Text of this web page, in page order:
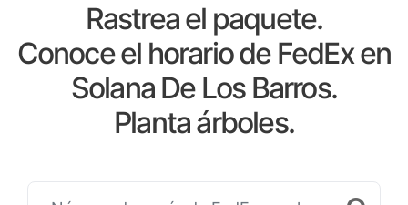
Rastrea el paquete.
Conoce el horario de FedEx en
Solana De Los Barros.
Planta árboles.